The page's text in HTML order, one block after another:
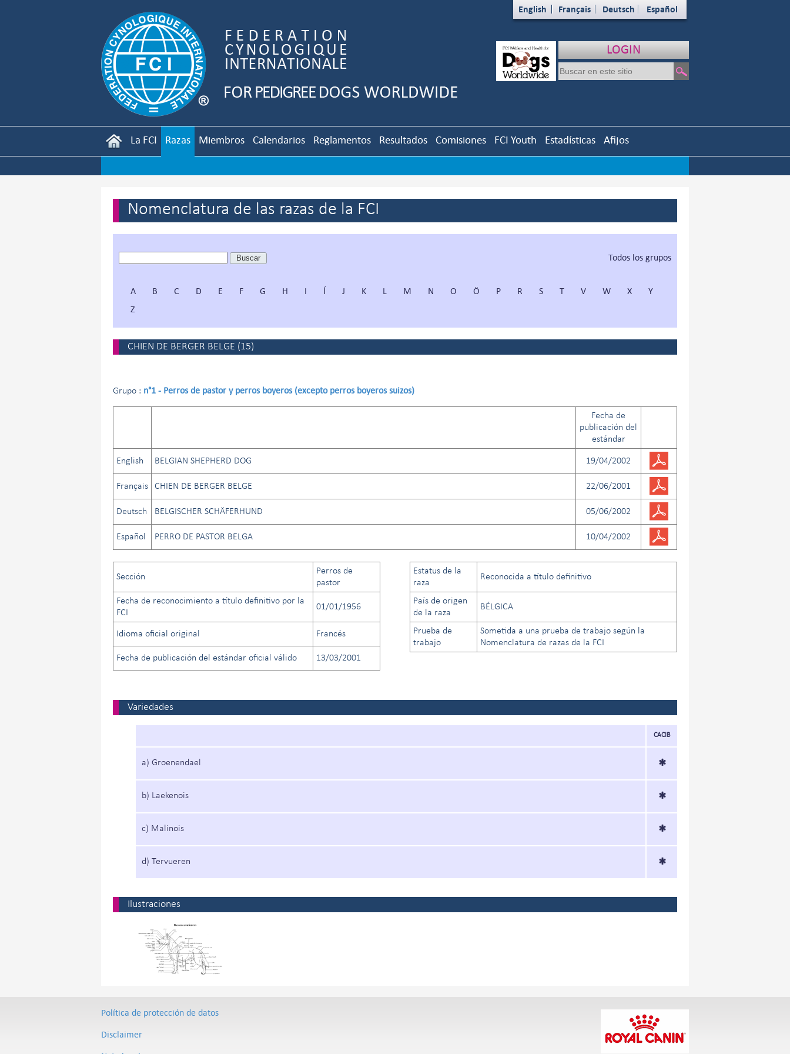
English Français Deutsch Español
LOGIN
La FCI Razas Miembros Calendarios Reglamentos Resultados Comisiones FCI Youth Estadísticas Afijos
Nomenclatura de las razas de la FCI
Todos los grupos
A B C D E F G H I Í J K L M N O Ö P R S T V W X
Y
Z
CHIEN DE BERGER BELGE (15)
Grupo : n°1 - Perros de pastor y perros boyeros (excepto perros boyeros suizos)
Fecha de
publicación del
estándar
English BELGIAN SHEPHERD DOG 19/04/2002
Français CHIEN DE BERGER BELGE 22/06/2001
Deutsch BELGISCHER SCHÄFERHUND 05/06/2002
Español PERRO DE PASTOR BELGA 10/04/2002
Sección
Perros de
pastor
Fecha de reconocimiento a título definitivo por la
FCI
01/01/1956
Idioma oficial original Francés
Fecha de publicación del estándar oficial válido 13/03/2001
Estatus de la
raza
Reconocida a título definitivo
País de origen
de la raza
BÉLGICA
Prueba de
trabajo
Sometida a una prueba de trabajo según la
Nomenclatura de razas de la FCI
Variedades
CACIB
a) Groenendael *
b) Laekenois *
c) Malinois *
d) Tervueren *
Ilustraciones
Política de protección de datos
Disclaimer